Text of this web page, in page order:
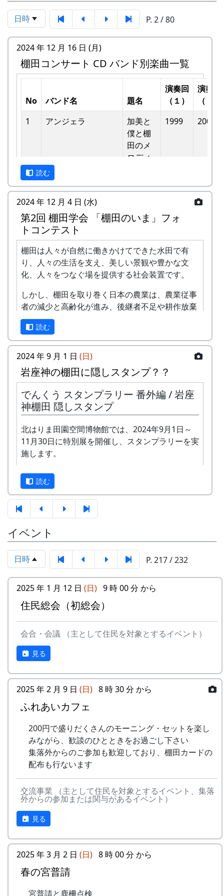
日時 P. 2 / 80
2024 年 12 月 16 日 (月)
棚田コンサート CD バンド別楽曲一覧
No バンド名 題名
演奏回
（１）
演奏回
（２）
1
アンジェラ
加美と
僕と棚
⽥のメ
ロディ
1999 2002
- アンジェラ
⽥の中
- アンジェラ
棚⽥の
1999
- アンジェラ
棚⽥の
ステー
ジへ
1999
- アンジェラ
⻩⾦の
海
1999
2
グリーンマウンテン
ボーイズ
みんな
-
グリーンマウンテン
ボーイズ
あした
は帰ろ
2000
ボーイズ
ってい
る
2002
- ⽉ーアカリ
4
H CORPORATION
(II)
僕の中
のふる
さと
- H CORPORATION
きたよ
- HCORPORATION(II)
5
メシアとポン四郎バ
ンド
棚⽥の
イネに
1999 2002
-
メシアとポン四郎バ
の⾥へ
メシアとポン四郎バ
ンド
⽔と太
で
1999 2001
6 MASA BAND
この町
1999 2000
⾵〜棚
⽥'99〜
- MASA BAND
読む
2024 年 12 月 4 日 (水)
第2回 棚田学会 「棚田のいま」フォ
トコンテスト
棚田は人々が自然に働きかけてできた水田で有
り、人々の生活を支え、美しい景観や豊かな文
化、人々をつなぐ場を提供する社会装置です。
しかし、棚田を取り巻く日本の農業は、農業従事
者の減少と高齢化が進み、後継者不足や耕作放棄
地の増大を生じています。
このような危機に直面している日本の農業・農村
を守るためには、その基盤となる棚田を維持・保
全することが国民共通の課題となっています。
棚田学会は、長年にわたり棚田に関する研究・啓
蒙を行ってきましたが、新たに「棚田のいま」を
テーマに棚田の現状を写真に捉え、広く国民に発
信して棚田の維持・保全に寄与したいと考え、こ
こに、棚田学会主催の第2回 棚田学会 「棚田のい
ま」 フォトコンテストを下記のように開催しま
す。奮ってご応募ください。
応募
資格
棚田保全に関心のある方はどなたでも
応募できます
募集
期間
2024年10月1日 ～ 2025年2月29日
応募
方法
下記フォームから応募してください
応募
一人3点までとします。一点ずつ別々
応募
作品
の要
日本国内の棚田地域を対象としたもの
で、2021年4月1日以降に撮影され、未
発表のもの
審査
棚田学会内に審査委員会を設け、公正
に審査します
賞品
与します
入賞
作品
・棚田学会2025年度棚田学会総会
（2025年8月予定）で発表します。
読む
2024 年 9 月 1 日 (日)
岩座神の棚田に隠しスタンプ？？
でんくう スタンプラリー 番外編 / 岩座
神棚田 隠しスタンプ
北はりま田園空間博物館では、2024年9月1日～
11月30日に特別展を開催し、スタンプラリーを実
施します。
正式なスタンプラリーは何カ所も行かないと達成
できませんが、No. 173 「棚田の里 岩座神」に
は、何と、1個だけで達成できる隠しスタンプが
置いてあります。このスタンプは、北はりまエコ
ミュージアムで100円割引券として使えます。
イベントのときに来て下さい
ただし、スタンプを置いている岩座神の公会堂は
ふだんは閉まっていますので、いつ来てもスタン
プを押せるわけではありません。
毎月第2日曜日の「ふれあいカフェ」や、10月20
日の「棚田の収穫祭」など、岩座神のイベントの
時においでください。
2024-09-08 ふれあいカフェ
2024-10-13 ふれあいカフェ
スタンプの台帳 = まるごとガイド
スタンプラリーでは、『まるごとガイド』をスタ
ンプ台帳として使います。
「棚田の里 岩座神」は 69 ページ、No. 173 で
す。
スタンプラリー
正式なスタンプラリーには、アナログ5コース、
デジタル3コースがあり、達成した人には以下の
特典があたえられます。
抽選で3名様に「博物館セット」
達成者にもれなく「コンプリート賞」
特別展マグネット（5個セット）
ガチャ1回チャレンジ
詳しくは 北はりま田園空間博物館 特別展＞スタ
読む
イベント
日時 P. 217 / 232
2025 年 1 月 12 日 (日) 9 時 00 分 から
住民総会（初総会）
会合・会議 （主として住民を対象とするイベント）
見る
2025 年 2 月 9 日 (日) 8 時 30 分 から
ふれあいカフェ
200円で盛りだくさんのモーニング・セットを楽し
みながら、歓談のひとときをお過ごし下さい
集落外からのご参加も歓迎しており、棚田カードの
配布も行ないます
交流事業 （主として住民を対象とするイベント、集落
外からの参加または関与があるイベント）
見る
2025 年 3 月 2 日 (日) 8 時 00 分 から
春の宮普請
宮普請と鹿柵点検